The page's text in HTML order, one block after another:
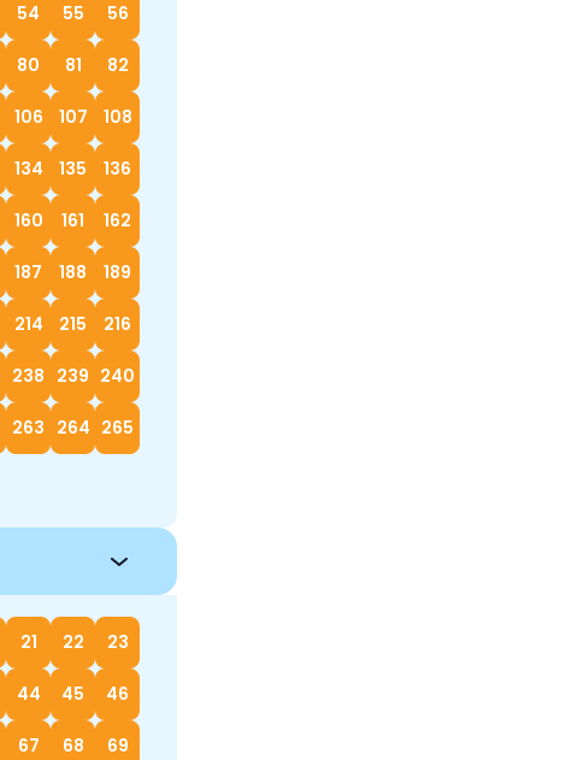
54 55 56
80 81 82
106 107 108
134 135 136
160 161 162
187 188 189
214 215 216
238 239 240
263 264 265
21 22 23
44 45 46
67 68 69